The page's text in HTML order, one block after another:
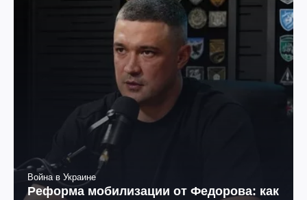
Война в Украине
Реформа мобилизации от Федорова: как